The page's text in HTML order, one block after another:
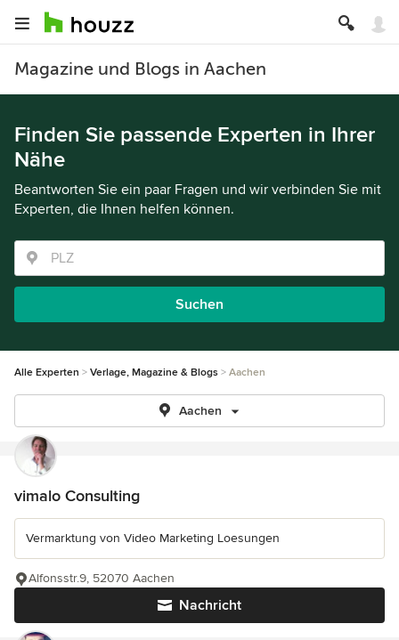
Magazine und Blogs in Aachen
Finden Sie passende Experten in Ihrer
Nähe
Beantworten Sie ein paar Fragen und wir verbinden Sie mit
Experten, die Ihnen helfen können.
Suchen
Alle Experten Verlage, Magazine & Blogs Aachen
Aachen
vimalo Consulting
Vermarktung von Video Marketing Loesungen
Nachricht
Alfonsstr.9, 52070 Aachen